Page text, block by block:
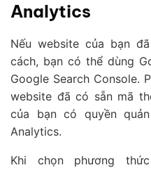
Analytics
Nếu website của bạn
cách, bạn có thể dùng
Google Search Console.
website đã có sẵn mã
của bạn có quyền
Analytics.
Khi chọn phương